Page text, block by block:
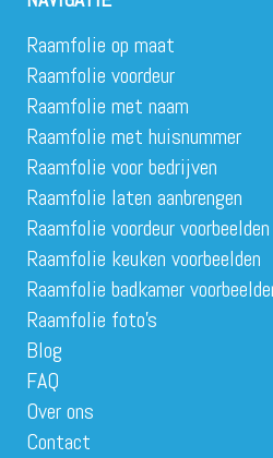
Raamfolie op maat
Raamfolie voordeur
Raamfolie met naam
Raamfolie met huisnummer
Raamfolie voor bedrijven
Raamfolie laten aanbrengen
Raamfolie voordeur voorbeelden
Raamfolie keuken voorbeelden
Raamfolie badkamer
Raamfolie foto’s
Blog
FAQ
Over ons
Contact